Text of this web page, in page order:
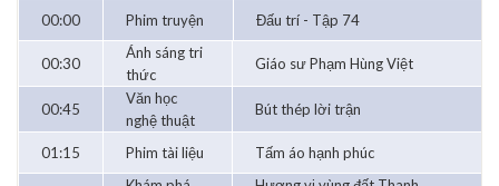
00:00 Phim truyện Đấu trí - Tập 74
00:30
Ánh sáng tri
thức
Giáo sư Phạm Hùng Việt
00:45
Văn học
nghệ thuật
Bút thép lời trận
01:15 Phim tài liệu Tấm áo hạnh phúc